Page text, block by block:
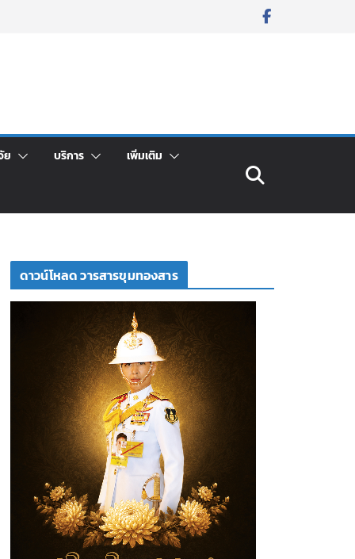
ย บริการ เพิ่มเติม
ดาวน์โหลด วารสารขุมทองสาร